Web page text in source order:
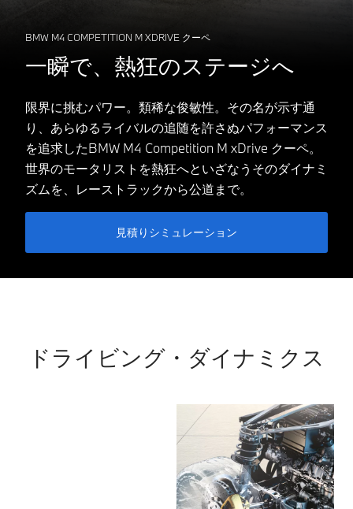
BMW M4 COMPETITION M XDRIVE クーペ
一瞬で、熱狂のステージへ
限界に挑むパワー。類稀な俊敏性。その名が示す通
り、あらゆるライバルの追随を許さぬパフォーマンス
を追求したBMW M4 Competition M xDrive クーペ。
世界のモータリストを熱狂へといざなうそのダイナミ
ズムを、レーストラックから公道まで。
見積りシミュレーション
ドライビング・ダイナミクス